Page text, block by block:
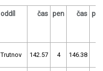
oddíl čas pen čas pen
Trutnov 142.57 4 146.38